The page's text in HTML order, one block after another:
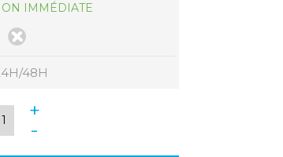
IMMÉDIATE
48H
+
-